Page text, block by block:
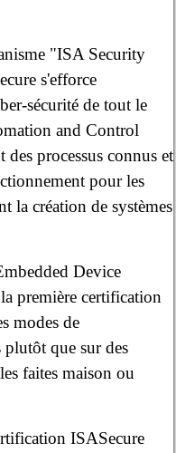
"ISA Security
s'efforce
sécurité de tout le
and Control
processus connus et
pour les
la création de systèmes
Device
première certification
modes de
que sur des
faites maison ou
ISASecure